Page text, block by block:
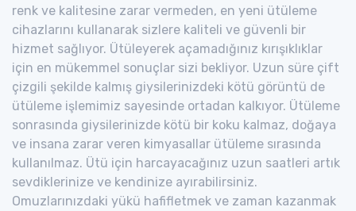
renk ve kalitesine zarar vermeden, en yeni ütüleme
cihazlarını kullanarak sizlere kaliteli ve güvenli bir
hizmet sağlıyor. Ütüleyerek açamadığınız kırışıklıklar
için en mükemmel sonuçlar sizi bekliyor. Uzun süre çift
çizgili şekilde kalmış giysilerinizdeki kötü görüntü de
ütüleme işlemimiz sayesinde ortadan kalkıyor. Ütüleme
sonrasında giysilerinizde kötü bir koku kalmaz, doğaya
ve insana zarar veren kimyasallar ütüleme sırasında
kullanılmaz. Ütü için harcayacağınız uzun saatleri artık
sevdiklerinize ve kendinize ayırabilirsiniz.
Omuzlarınızdaki yükü hafifletmek ve zaman kazanmak